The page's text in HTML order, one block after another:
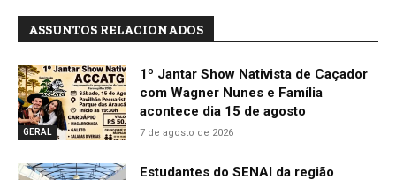
ASSUNTOS RELACIONADOS
GERAL
1º Jantar Show Nativista de Caçador
com Wagner Nunes e Família
acontece dia 15 de agosto
7 de agosto de 2026
Estudantes do SENAI da região